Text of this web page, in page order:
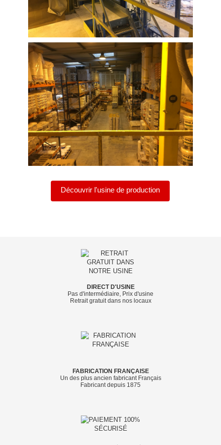
Découvrir l'usine de production
DIRECT D'USINE
Pas d'intermédiaire, Prix d'usine
Retrait gratuit dans nos locaux
FABRICATION FRANÇAISE
Un des plus ancien fabricant Français
Fabricant depuis 1875